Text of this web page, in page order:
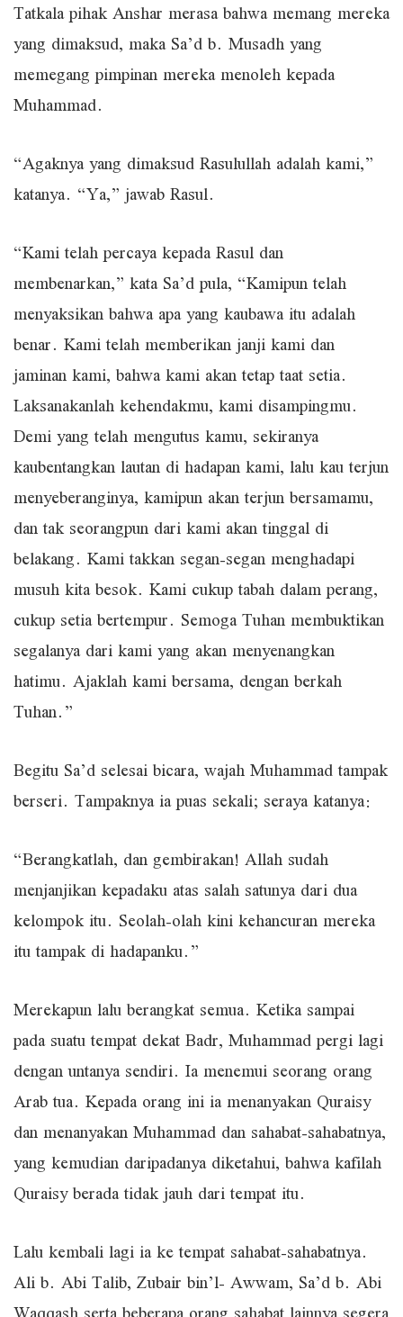
Tatkala pihak Anshar merasa bahwa memang mereka
yang dimaksud, maka Sa’d b. Musadh yang
memegang pimpinan mereka menoleh kepada
Muhammad.
“Agaknya yang dimaksud Rasulullah adalah kami,”
katanya. “Ya,” jawab Rasul.
“Kami telah percaya kepada Rasul dan
membenarkan,” kata Sa’d pula, “Kamipun telah
menyaksikan bahwa apa yang kaubawa itu adalah
benar. Kami telah memberikan janji kami dan
jaminan kami, bahwa kami akan tetap taat setia.
Laksanakanlah kehendakmu, kami disampingmu.
Demi yang telah mengutus kamu, sekiranya
kaubentangkan lautan di hadapan kami, lalu kau terjun
menyeberanginya, kamipun akan terjun bersamamu,
dan tak seorangpun dari kami akan tinggal di
belakang. Kami takkan segan-segan menghadapi
musuh kita besok. Kami cukup tabah dalam perang,
cukup setia bertempur. Semoga Tuhan membuktikan
segalanya dari kami yang akan menyenangkan
hatimu. Ajaklah kami bersama, dengan berkah
Tuhan.”
Begitu Sa’d selesai bicara, wajah Muhammad tampak
berseri. Tampaknya ia puas sekali; seraya katanya:
“Berangkatlah, dan gembirakan! Allah sudah
menjanjikan kepadaku atas salah satunya dari dua
kelompok itu. Seolah-olah kini kehancuran mereka
itu tampak di hadapanku.”
Merekapun lalu berangkat semua. Ketika sampai
pada suatu tempat dekat Badr, Muhammad pergi lagi
dengan untanya sendiri. Ia menemui seorang orang
Arab tua. Kepada orang ini ia menanyakan Quraisy
dan menanyakan Muhammad dan sahabat-sahabatnya,
yang kemudian daripadanya diketahui, bahwa kafilah
Quraisy berada tidak jauh dari tempat itu.
Lalu kembali lagi ia ke tempat sahabat-sahabatnya.
Ali b. Abi Talib, Zubair bin’l- Awwam, Sa’d b. Abi